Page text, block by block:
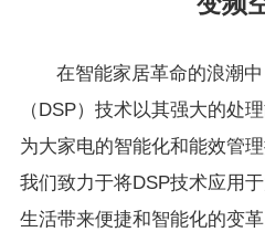
在智能家居革命的浪潮
（DSP）技术以其强大的处
为大家电的智能化和能效管
我们致力于将DSP技术应用
生活带来便捷和智能化的变革